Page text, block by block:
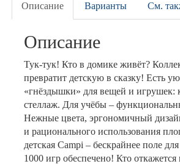
Описание Варианты См.
Описание
Тук-тук! Кто в домике живёт?
превратит детскую в сказку! Есть
«гнёздышки» для вещей и игрушек:
стеллаж. Для учёбы –
Нежные цвета, эргономичный
и рационального использования
детская Campi – бескрайнее поле
1000 игр обеспечено! Кто